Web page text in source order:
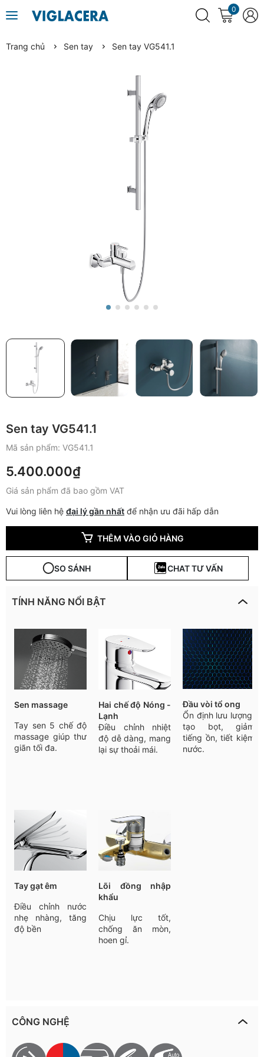
0
Trang chủ Sen tay Sen tay VG541.1
Sen tay VG541.1
Mã sản phẩm: VG541.1
5.400.000₫
Giá sản phẩm đã bao gồm VAT
Vui lòng liên hệ đại lý gần nhất để nhận ưu đãi hấp dẫn
THÊM VÀO GIỎ HÀNG
SO SÁNH CHAT TƯ VẤN
TÍNH NĂNG NỔI BẬT
Sen massage
Tay sen 5 chế độ
massage giúp thư
giãn tối đa.
Hai chế độ Nóng -
Lạnh
Điều
chỉnh
nhiệt
độ dễ dàng, mang
lại sự thoải mái.
Đầu vòi tổ ong
Ổn định lưu lượng
tạo
bọt, giảm
tiếng ồn,tiết kiệm
nước.
Taygạtêm
Điều chỉnh
nước
nhẹ
nhàng, tăng
độ bền
Lõi đồng nhập
khẩu
Chịu lực tốt,
chống ăn mòn,
hoen gỉ.
CÔNG NGHỆ